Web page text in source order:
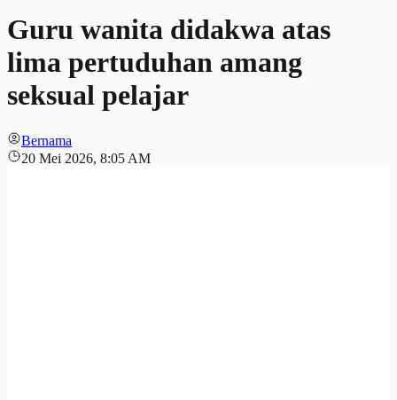
Guru wanita didakwa atas
lima pertuduhan amang
seksual pelajar
Bernama
20 Mei 2026, 8:05 AM